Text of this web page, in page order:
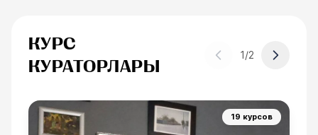
КУРС
КУРАТОРЛАРЫ
1/2
19 курсов